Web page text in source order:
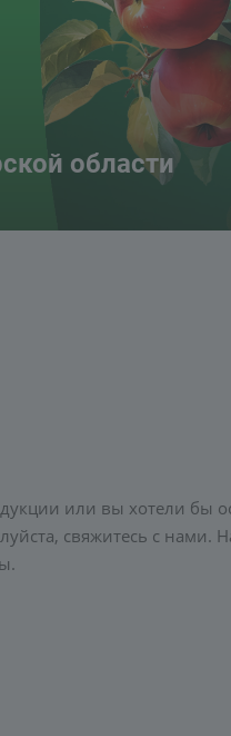
области
или вы хотели бы
свяжитесь с нами.